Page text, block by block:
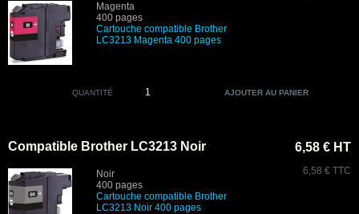
Magenta
400 pages
Cartouche compatible Brother
LC3213 Magenta 400 pages
QUANTITÉ
Compatible Brother LC3213 Noir
Noir
400 pages
Cartouche compatible Brother
LC3213 Noir 400 pages
6,58 € HT
6,58 € TTC